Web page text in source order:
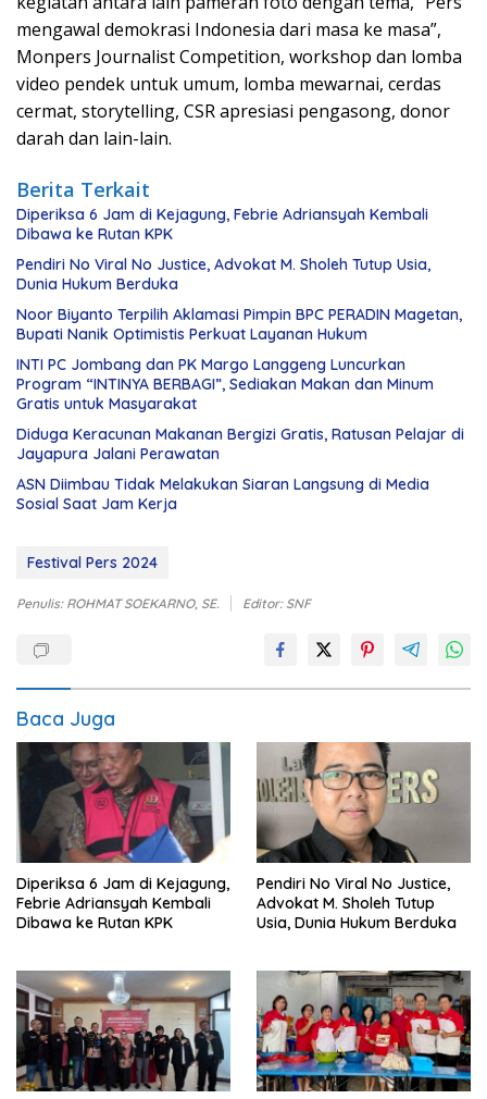
mengawal demokrasi Indonesia dari masa ke masa”,
Monpers Journalist Competition, workshop dan lomba
video pendek untuk umum, lomba mewarnai, cerdas
cermat, storytelling, CSR apresiasi pengasong, donor
darah dan lain-lain.
Berita Terkait
Diperiksa 6 Jam di Kejagung, Febrie Adriansyah Kembali
Dibawa ke Rutan KPK
Pendiri No Viral No Justice, Advokat M. Sholeh Tutup Usia,
Dunia Hukum Berduka
Noor Biyanto Terpilih Aklamasi Pimpin BPC PERADIN Magetan,
Bupati Nanik Optimistis Perkuat Layanan Hukum
INTI PC Jombang dan PK Margo Langgeng Luncurkan
Program “INTINYA BERBAGI”, Sediakan Makan dan Minum
Gratis untuk Masyarakat
Diduga Keracunan Makanan Bergizi Gratis, Ratusan Pelajar di
Jayapura Jalani Perawatan
ASN Diimbau Tidak Melakukan Siaran Langsung di Media
Sosial Saat Jam Kerja
Festival Pers 2024
Penulis: ROHMAT SOEKARNO, SE. Editor: SNF
Baca Juga
Diperiksa 6 Jam di Kejagung,
Febrie Adriansyah Kembali
Dibawa ke Rutan KPK
Pendiri No Viral No Justice,
Advokat M. Sholeh Tutup
Usia, Dunia Hukum Berduka